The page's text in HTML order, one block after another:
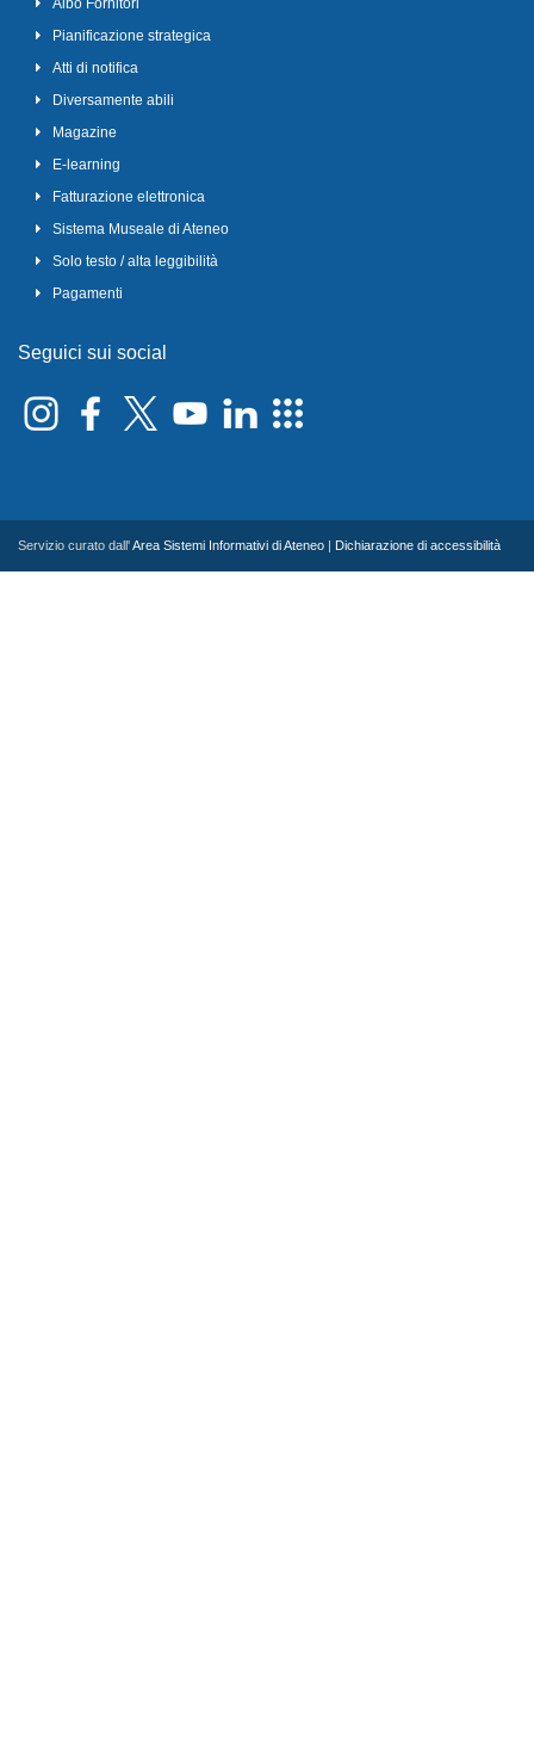
Albo Fornitori
Pianificazione strategica
Atti di notifica
Diversamente abili
Magazine
E-learning
Fatturazione elettronica
Sistema Museale di Ateneo
Solo testo / alta leggibilità
Pagamenti
Seguici sui social
Servizio curato dall'Area Sistemi Informativi di Ateneo Dichiarazione di accessibilità